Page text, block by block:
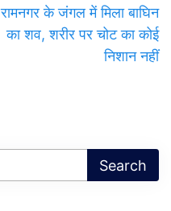
रामनगर के जंगल में मिला बाघिन
का शव, शरीर पर चोट का कोई
निशान नहीं